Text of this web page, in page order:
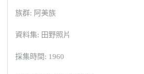
族群: 阿美族
資料集: 田野照片
採集時間: 1960